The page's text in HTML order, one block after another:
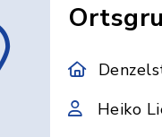
Heiko